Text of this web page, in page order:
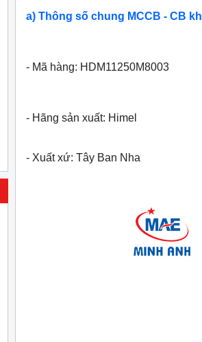
a) Thông số chung MCCB - CB
- Mã hàng: HDM11250M8003
- Hãng sản xuất: Himel
- Xuất xứ: Tây Ban Nha